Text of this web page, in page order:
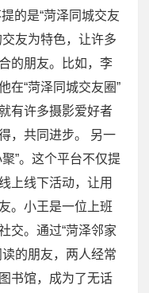
的是“菏泽同城交友
友为特色，让许多
的朋友。比如，李
在“菏泽同城交友圈”
有许多摄影爱好者
，共同进步。 另一
”。这个平台不仅提
上线下活动，让用
。小王是一位上班
交。通过“菏泽邻家
的朋友，两人经常
书馆，成为了无话